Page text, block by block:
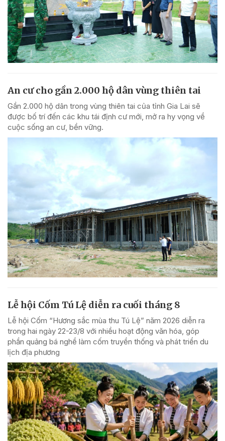
An cư cho gần 2.000 hộ dân vùng thiên tai
Gần 2.000 hộ dân trong vùng thiên tai của tỉnh Gia Lai sẽ
được bố trí đến các khu tái định cư mới, mở ra hy vọng về
cuộc sống an cư, bền vững.
Lễ hội Cốm Tú Lệ diễn ra cuối tháng 8
Lễ hội Cốm “Hương sắc mùa thu Tú Lệ” năm 2026 diễn ra
trong hai ngày 22-23/8 với nhiều hoạt động văn hóa, góp
phần quảng bá nghề làm cốm truyền thống và phát triển du
lịch địa phương